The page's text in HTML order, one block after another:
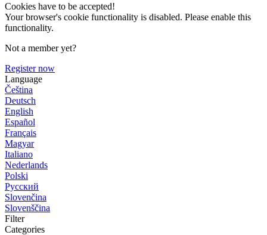
Cookies have to be accepted!
Your browser's cookie functionality is disabled. Please enable this
functionality.
Not a member yet?
Register now
Language
Čeština
Deutsch
English
Español
Français
Magyar
Italiano
Nederlands
Polski
Русский
Slovenčina
Slovenščina
Filter
Categories